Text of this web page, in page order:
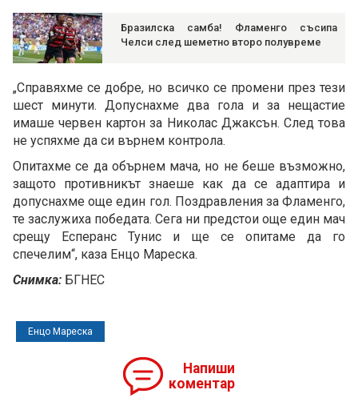
Бразилска самба! Фламенго съсипа
Челси след шеметно второ полувреме
„Справяхме се добре, но всичко се промени през тези
шест минути. Допуснахме два гола и за нещастие
имаше червен картон за Николас Джаксън. След това
не успяхме да си върнем контрола.
Опитахме се да обърнем мача, но не беше възможно,
защото противникът знаеше как да се адаптира и
допуснахме още един гол. Поздравления за Фламенго,
те заслужиха победата. Сега ни предстои още един мач
срещу Есперанс Тунис и ще се опитаме да го
спечелим“, каза Енцо Мареска.
Снимка: БГНЕС
Енцо Мареска
Напиши
коментар